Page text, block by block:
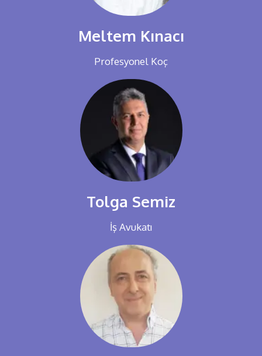
Meltem Kınacı
Profesyonel Koç
Tolga Semiz
İş Avukatı